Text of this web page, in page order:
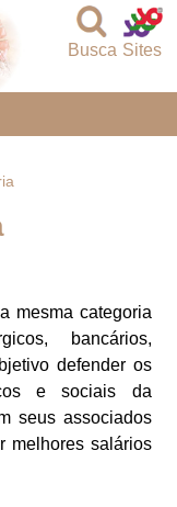
Sites
Busca
mesma categoria
bancários,
defender os
e sociais da
seus associados
melhores salários